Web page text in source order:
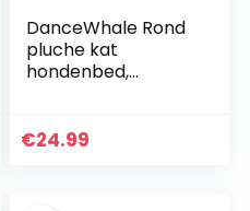
DanceWhale Rond
pluche kat
hondenbed,
wasbaar
€24.99